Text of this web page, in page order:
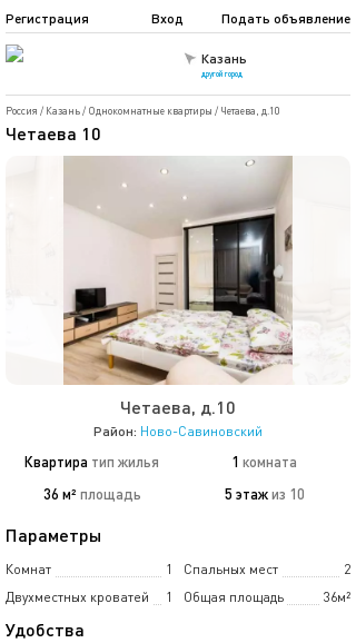
Казань
другой город
Подать объявление
Регистрация Вход
Россия / Казань/ Однокомнатные квартиры / Четаева, д.10
Четаева 10
Четаева, д.10
Район: Ново-Савиновский
Квартира тип жилья 1 комната
36 м² площадь 5 этаж из 10
Параметры
Комнат 1 Спальных мест
2
Двухместных кроватей
1 Общая площадь 36м²
Удобства